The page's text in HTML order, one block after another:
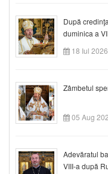
După
duminica a
18 Iul 2026
Zâmbetul
05 Aug
Adevăratul
VIII-a după